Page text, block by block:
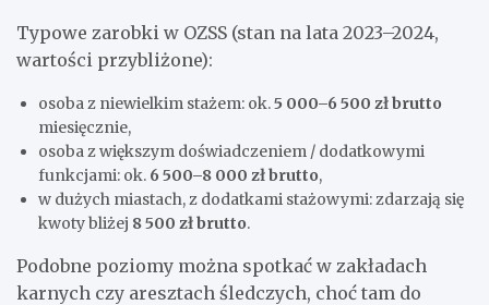
Typowe zarobki w OZSS (stan na lata 2023–2024,
wartości przybliżone):
osoba z niewielkim stażem: ok.5 000–6 500 zł brutto
miesięcznie,
osoba z większym doświadczeniem / dodatkowymi
funkcjami: ok. 6 500–8 000 zł brutto,
w dużych miastach, z dodatkami stażowymi: zdarzają się
kwoty bliżej 8 500 zł brutto.
Podobne poziomy można spotkać w zakładach
karnych czy aresztach śledczych, choć tam do